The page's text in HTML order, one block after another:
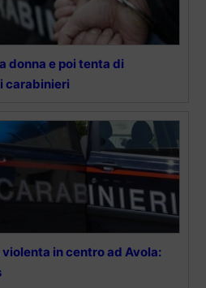
donna e poi tenta di
carabinieri
in centro ad Avola: